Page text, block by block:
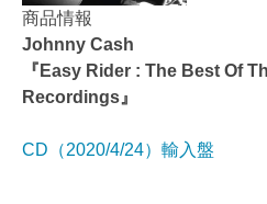
商品情報
Johnny Cash
『Easy Rider : The Best Of
Recordings』
CD（2020/4/24）輸入盤